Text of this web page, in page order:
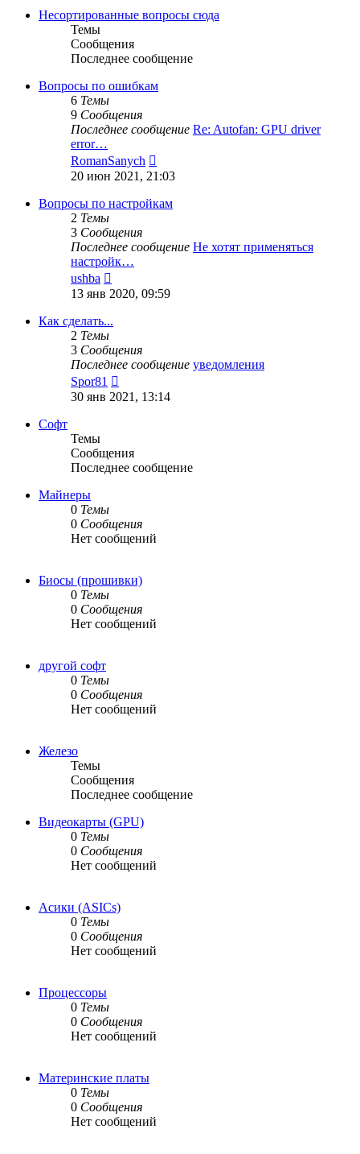
сообщению
Несортированные вопросы сюда
Темы
Сообщения
Последнее сообщение
Вопросы по ошибкам
6 Темы
9 Сообщения
Последнее сообщение Re: Autofan: GPU driver
error…
RomanSanych
к
сообщению
20 июн 2021, 21:03
Вопросы по настройкам
2 Темы
3 Сообщения
Последнее сообщение Не хотят применяться
настройк…
ushba
к
13 янв 2020, 09:59
Как сделать...
2 Темы
3 Сообщения
Последнее сообщение уведомления
Spor81
к
30 янв 2021, 13:14
Софт
Темы
Сообщения
Последнее сообщение
Майнеры
0 Темы
0 Сообщения
Нет сообщений
Биосы (прошивки)
0 Темы
0 Сообщения
Нет сообщений
другой софт
0 Темы
0 Сообщения
Нет сообщений
Железо
Темы
Сообщения
Последнее сообщение
Видеокарты (GPU)
0 Темы
0 Сообщения
Нет сообщений
Асики (ASICs)
0 Темы
0 Сообщения
Нет сообщений
Процессоры
0 Темы
0 Сообщения
Нет сообщений
Материнские платы
0 Темы
0 Сообщения
Нет сообщений